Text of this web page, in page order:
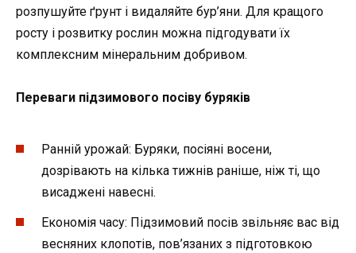
розпушуйте ґрунт і видаляйте бур’яни. Для кращого
росту і розвитку рослин можна підгодувати їх
комплексним мінеральним добривом.
Переваги підзимового посіву буряків
Ранній урожай: Буряки, посіяні восени,
дозрівають на кілька тижнів раніше, ніж ті, що
висаджені навесні.
Економія часу: Підзимовий посів звільняє вас від
весняних клопотів, пов’язаних з підготовкою